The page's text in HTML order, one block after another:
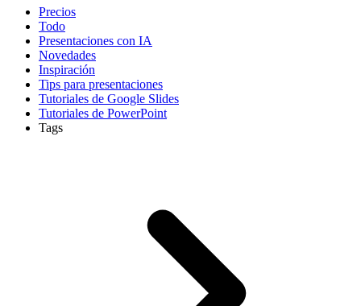
Precios
Todo
Presentaciones con IA
Novedades
Inspiración
Tips para presentaciones
Tutoriales de Google Slides
Tutoriales de PowerPoint
Tags